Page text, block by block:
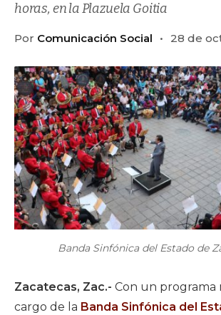
horas, en la Plazuela Goitia
Por Comunicación Social 28 de
Banda Sinfónica del Estado de
Zacatecas, Zac.- Con un programa
cargo de la Banda Sinfónica del